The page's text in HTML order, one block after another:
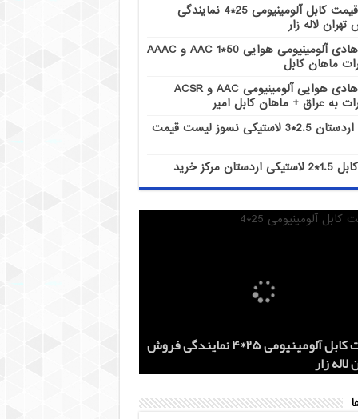
قیمت کابل آلومینیومی 25*4 نمایندگی
لاله زار
هادی آلومینیومی هوایی 50*1 AAC و AAAC
ماهان کابل
هادی هوایی آلومینیومی AAC و ACSR
به عراق + ماهان کابل امیر
کابل اردستان 2.5*3 لاستیکی نسوز لیست قیمت
کابل 1.5*2 لاستیکی اردستان مرکز خرید
قیمت کابل آلومینیومی 25*4 نمایندگی فروش
لاله زار
هادی آلومینیومی هوایی 50*1 AAC و AAAC
ماهان کابل
هادی هوایی آلومینیومی AAC و ACSR
به عراق + ماهان کابل امیر
کابل اردستان 2.5*3 لاستیکی نسوز لیست
روز